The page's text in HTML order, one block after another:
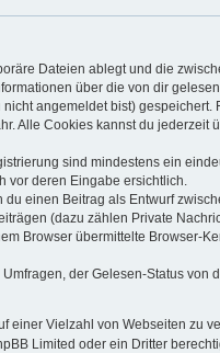
Dateien ablegt und die
über die von dir
angemeldet bist) gespeichert.
Alle Cookies kannst du jederzeit
sind mindestens ein
vor deren Eingabe ersichtlich.
einen Beitrag als Entwurf
(dazu zählen Private
Browser übermittelte Browser-
der Gelesen-Status von
einer Vielzahl von Webseiten zu
Limited oder ein Dritter